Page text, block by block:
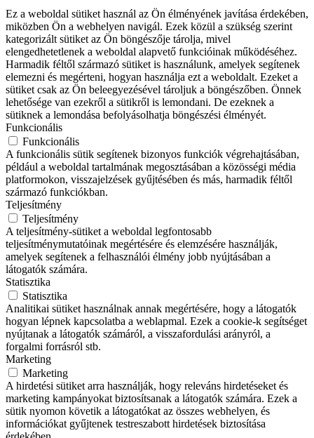
Ez a weboldal sütiket használ az Ön élményének javítása érdekében,
miközben Ön a webhelyen navigál. Ezek közül a szükség szerint
kategorizált sütiket az Ön böngészője tárolja, mivel
elengedhetetlenek a weboldal alapvető funkcióinak működéséhez.
Harmadik féltől származó sütiket is használunk, amelyek segítenek
elemezni és megérteni, hogyan használja ezt a weboldalt. Ezeket a
sütiket csak az Ön beleegyezésével tároljuk a böngészőben. Önnek
lehetősége van ezekről a sütikről is lemondani. De ezeknek a
sütiknek a lemondása befolyásolhatja böngészési élményét.
Funkcionális
Funkcionális
A funkcionális sütik segítenek bizonyos funkciók végrehajtásában,
például a weboldal tartalmának megosztásában a közösségi média
platformokon, visszajelzések gyűjtésében és más, harmadik féltől
származó funkciókban.
Teljesítmény
Teljesítmény
A teljesítmény-sütiket a weboldal legfontosabb
teljesítménymutatóinak megértésére és elemzésére használják,
amelyek segítenek a felhasználói élmény jobb nyújtásában a
látogatók számára.
Statisztika
Statisztika
Analitikai sütiket használnak annak megértésére, hogy a látogatók
hogyan lépnek kapcsolatba a weblapmal. Ezek a cookie-k segítséget
nyújtanak a látogatók számáról, a visszafordulási arányról, a
forgalmi forrásról stb.
Marketing
Marketing
A hirdetési sütiket arra használják, hogy releváns hirdetéseket és
marketing kampányokat biztosítsanak a látogatók számára. Ezek a
sütik nyomon követik a látogatókat az összes webhelyen, és
információkat gyűjtenek testreszabott hirdetések biztosítása